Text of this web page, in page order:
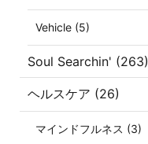
Vehicle (5)
Soul Searchin' (263)
ヘルスケア (26)
マインドフルネス (3)